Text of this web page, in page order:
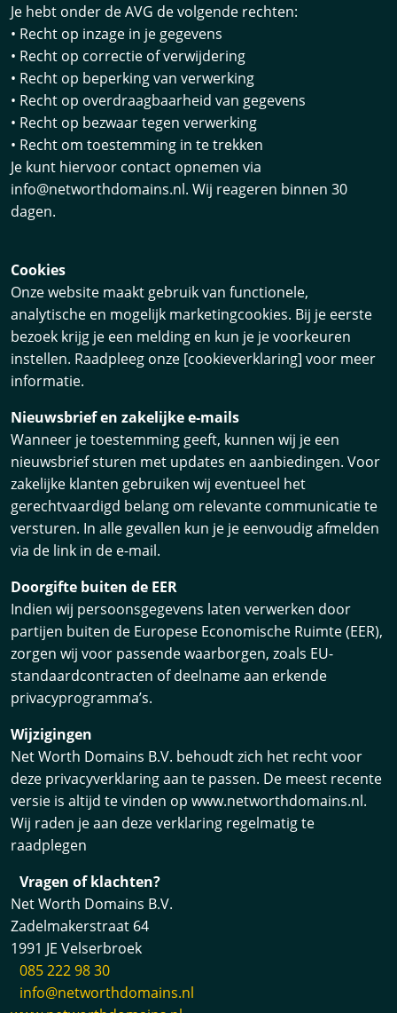
Je hebt onder de AVG de volgende rechten:
• Recht op inzage in je gegevens
• Recht op correctie of verwijdering
• Recht op beperking van verwerking
• Recht op overdraagbaarheid van gegevens
• Recht op bezwaar tegen verwerking
• Recht om toestemming in te trekken
Je kunt hiervoor contact opnemen via
info@networthdomains.nl. Wij reageren binnen 30
dagen.
Cookies
Onze website maakt gebruik van functionele,
analytische en mogelijk marketingcookies. Bij je eerste
bezoek krijg je een melding en kun je je voorkeuren
instellen. Raadpleeg onze [cookieverklaring] voor meer
informatie.
Nieuwsbrief en zakelijke e-mails
Wanneer je toestemming geeft, kunnen wij je een
nieuwsbrief sturen met updates en aanbiedingen. Voor
zakelijke klanten gebruiken wij eventueel het
gerechtvaardigd belang om relevante communicatie te
versturen. In alle gevallen kun je je eenvoudig afmelden
via de link in de e-mail.
Doorgifte buiten de EER
Indien wij persoonsgegevens laten verwerken door
partijen buiten de Europese Economische Ruimte (EER),
zorgen wij voor passende waarborgen, zoals EU-
standaardcontracten of deelname aan erkende
privacyprogramma’s.
Wijzigingen
Net Worth Domains B.V. behoudt zich het recht voor
deze privacyverklaring aan te passen. De meest recente
versie is altijd te vinden op www.networthdomains.nl.
Wij raden je aan deze verklaring regelmatig te
raadplegen
Vragen of klachten?
Net Worth Domains B.V.
Zadelmakerstraat 64
1991 JE Velserbroek
085 222 98 30
info@networthdomains.nl